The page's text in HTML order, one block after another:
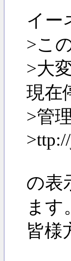
イー
>こ
>大
現在
>管
の表
ます
皆様